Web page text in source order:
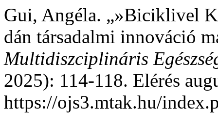
Gui, Angéla. „»Biciklivel
dán társadalmi innováció
Multidiszciplináris
2025): 114-118. Elérés
https://ojs3.mtak.hu/